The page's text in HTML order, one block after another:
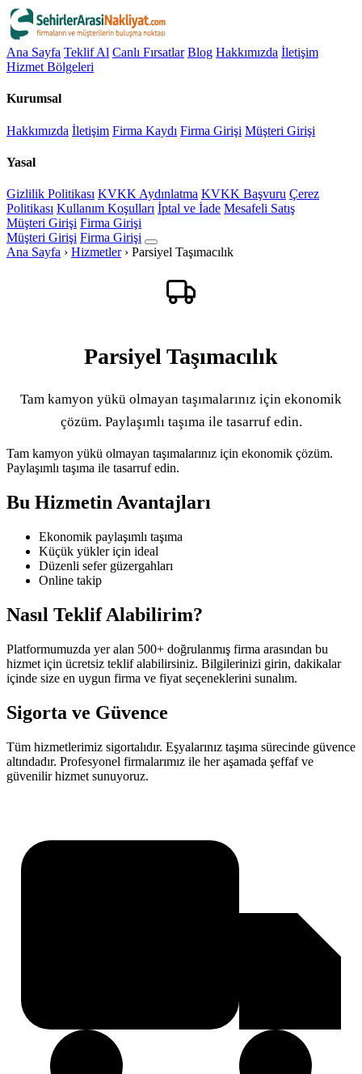
Ana Sayfa Teklif Al Canlı Fırsatlar Blog Hakkımızda İletişim
Hizmet Bölgeleri
Kurumsal
Hakkımızda İletişim Firma Kaydı Firma Girişi Müşteri Girişi
Yasal
Gizlilik Politikası KVKK Aydınlatma KVKK Başvuru Çerez
Politikası Kullanım Koşulları İptal ve İade Mesafeli Satış
Müşteri Girişi Firma Girişi
Müşteri Girişi Firma Girişi
Ana Sayfa › Hizmetler › Parsiyel Taşımacılık
Parsiyel Taşımacılık
Tam kamyon yükü olmayan taşımalarınız için ekonomik
çözüm. Paylaşımlı taşıma ile tasarruf edin.
Tam kamyon yükü olmayan taşımalarınız için ekonomik çözüm.
Paylaşımlı taşıma ile tasarruf edin.
Bu Hizmetin Avantajları
Ekonomik paylaşımlı taşıma
Küçük yükler için ideal
Düzenli sefer güzergahları
Online takip
Nasıl Teklif Alabilirim?
Platformumuzda yer alan 500+ doğrulanmış firma arasından bu
hizmet için ücretsiz teklif alabilirsiniz. Bilgilerinizi girin, dakikalar
içinde size en uygun firma ve fiyat seçeneklerini sunalım.
Sigorta ve Güvence
Tüm hizmetlerimiz sigortalıdır. Eşyalarınız taşıma sürecinde güvence
altındadır. Profesyonel firmalarımız ile her aşamada şeffaf ve
güvenilir hizmet sunuyoruz.